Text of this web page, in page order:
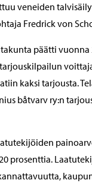
veneiden
Fredrick von
päätti vuonna
kaksi tarjousta.
båtvarv ry:n
prosenttia.